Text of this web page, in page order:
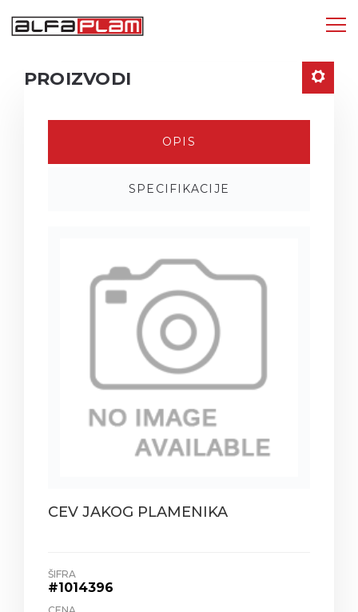
PROIZVODI
OPIS
SPECIFIKACIJE
CEV JAKOG PLAMENIKA
ŠIFRA
#1014396